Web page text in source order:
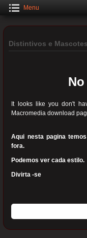
Menu
Distintivos e
It looks like you don't
Macromedia download
Aqui nesta pagina
fora.
Podemos ver cada estilo.
Divirta -se